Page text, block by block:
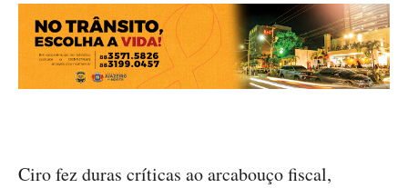
Ciro fez duras críticas ao arcabouço fiscal,